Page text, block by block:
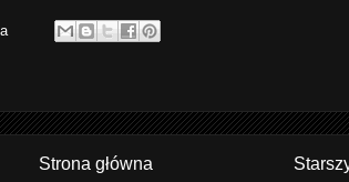
Strona główna